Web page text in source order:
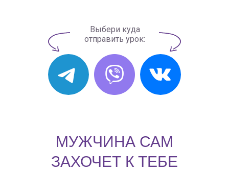
Выбери куда
отправить урок:
МУЖЧИНА САМ
ЗАХОЧЕТ К ТЕБЕ